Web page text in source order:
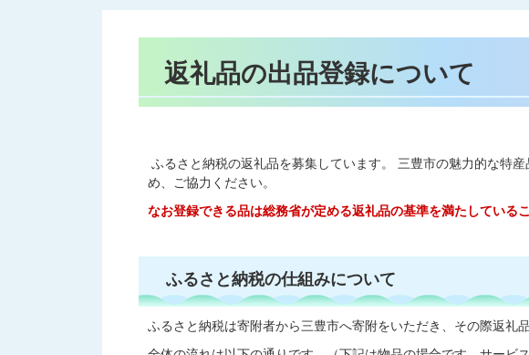
返礼品の出品登録について
ふるさと納税の返礼品を募集しています。 三豊市の魅力的な特
め、ご協力ください。
なお登録できる品は総務省が定める返礼品の基準を満たしている
ふるさと納税の仕組みについて
ふるさと納税は寄附者から三豊市へ寄附をいただき、その際返礼